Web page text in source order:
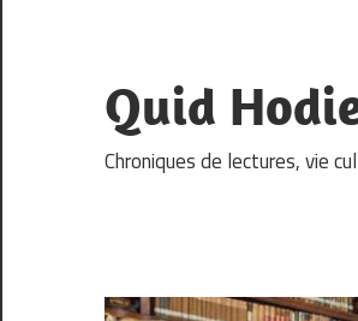
content
Quid
Chroniques de lectures, vie